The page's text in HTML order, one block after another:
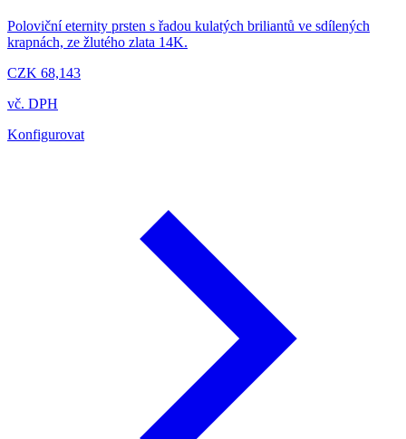
Poloviční eternity prsten s řadou kulatých briliantů ve sdílených
krapnách, ze žlutého zlata 14K.
CZK 68,143
vč. DPH
Konfigurovat